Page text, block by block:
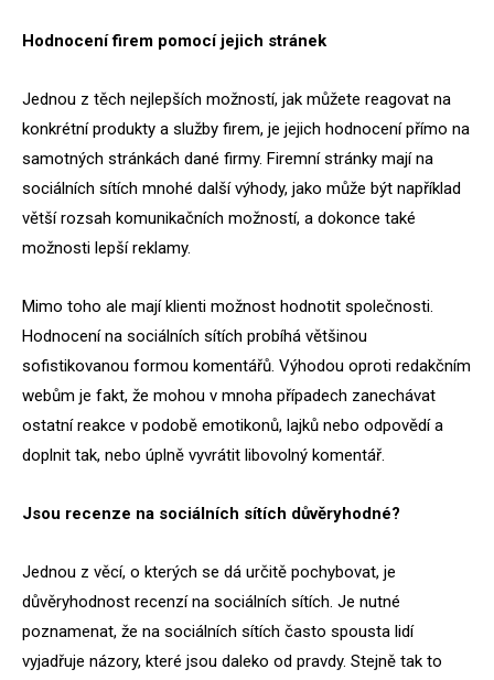
Hodnocení firem pomocí jejich stránek
Jednou z těch nejlepších možností, jak můžete reagovat na
konkrétní produkty a služby firem, je jejich hodnocení přímo na
samotných stránkách dané firmy. Firemní stránky mají na
sociálních sítích mnohé další výhody, jako může být například
větší rozsah komunikačních možností, a dokonce také
možnosti lepší reklamy.
Mimo toho ale mají klienti možnost hodnotit společnosti.
Hodnocení na sociálních sítích probíhá většinou
sofistikovanou formou komentářů. Výhodou oproti redakčním
webům je fakt, že mohou v mnoha případech zanechávat
ostatní reakce v podobě emotikonů, lajků nebo odpovědí a
doplnit tak, nebo úplně vyvrátit libovolný komentář.
Jsou recenze na sociálních sítích důvěryhodné?
Jednou z věcí, o kterých se dá určitě pochybovat, je
důvěryhodnost recenzí na sociálních sítích. Je nutné
poznamenat, že na sociálních sítích často spousta lidí
vyjadřuje názory, které jsou daleko od pravdy. Stejně tak to